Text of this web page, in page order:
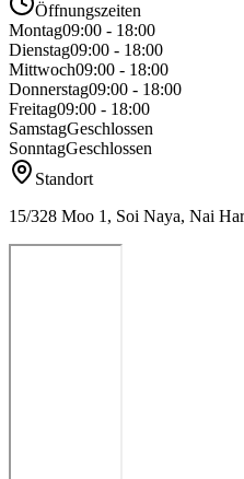
Öffnungszeiten
Montag09:00 - 18:00
Dienstag09:00 - 18:00
Mittwoch09:00 - 18:00
Donnerstag09:00 - 18:00
Freitag09:00 - 18:00
SamstagGeschlossen
SonntagGeschlossen
Standort
15/328 Moo 1, Soi Naya, Nai